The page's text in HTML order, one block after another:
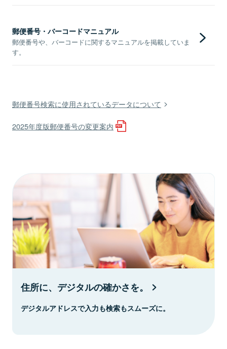
郵便番号・バーコードマニュアル
郵便番号や、バーコードに関するマニュアルを掲載していま
す。
郵便番号検索に使用されているデータについて
2025年度版郵便番号の変更案内
住所に、デジタルの確かさを。
デジタルアドレスで入力も検索もスムーズに。